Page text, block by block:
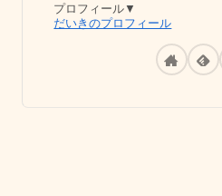
プロフィール▼
だいきのプロフィール